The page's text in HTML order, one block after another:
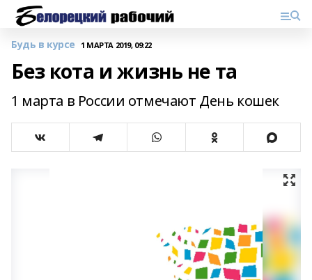
Будь в курсе 1 МАРТА 2019, 09:22
Без кота и жизнь не та
1 марта в России отмечают День кошек